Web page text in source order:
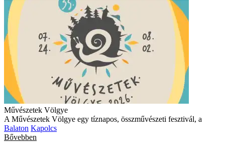
Művészetek Völgye
A Művészetek Völgye egy tíznapos, összművészeti fesztivál, a
Balaton Kapolcs
Bővebben